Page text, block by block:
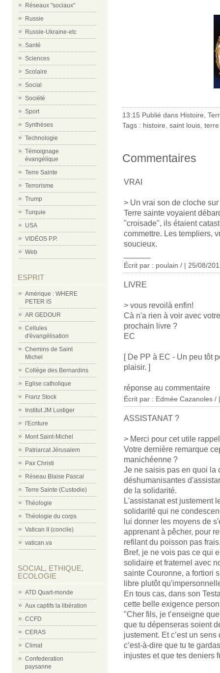
Réseaux "sociaux"
Russie
Russie-Ukraine-etc
Santé
Sciences
Scolaire
Social
Société
Sport
Synthèses
Technologie
Témoignage
évangélique
Terre Sainte
Terrorisme
Trump
Turquie
USA
VIDÉOS P.P.
Web
ESPRIT
Amérique : WHERE
PETER IS
AR GEDOUR
Cellules
d'évangélisation
Chemins de Saint
Michel
Collège des Bernardins
Eglise catholique
Franz Stock
Institut JM Lustiger
l'Ecriture
Mont Saint-Michel
Patriarcat Jérusalem
Pax Christi
Réseau Blaise Pascal
Terre Sainte (Custodie)
Théologie
Théologie du corps
Vatican II (concile)
vatican.va
SOCIAL, ETHIQUE,
ECOLOGIE
ATD Quart-monde
Aux captifs la libération
CCFD
CERAS
Climat
Confederation
paysanne
13:15 Publié dans Histoire
Tags : histoire saint louis
Commentaires
VRAI
> Un vrai son de cloche
Terre sainte voyaient
"croisade", ils étaient
commettre. Les templiers,
soucieux.
Écrit par : poulain / | 25/08/
LIVRE
> vous revoilà enfin!
Cà n'a rien à voir avec
prochain livre ?
EC
[ De PP à EC - Un peu tôt
plaisir. ]
réponse au commentaire
Écrit par : Edmée Cazanoles /
ASSISTANAT ?
> Merci pour cet utile
Votre dernière remarque
manichéenne ?
Je ne saisis pas en quoi la
déshumanisantes
de la solidarité.
L'assistanat est justement
solidarité qui ne
lui donner les moyens de
apprenant à pêcher, pour
refilant du poisson pas
Bref, je ne vois pas ce qui
solidaire et fraternel avec
sainte Couronne, a fortiori
libre plutôt
En tous cas, dans son
cette belle exigence
"Cher fils, je t’enseigne
que tu dépenseras soient
justement. Et c’est un
c’est-à-dire que tu te
injustes et que tes deniers